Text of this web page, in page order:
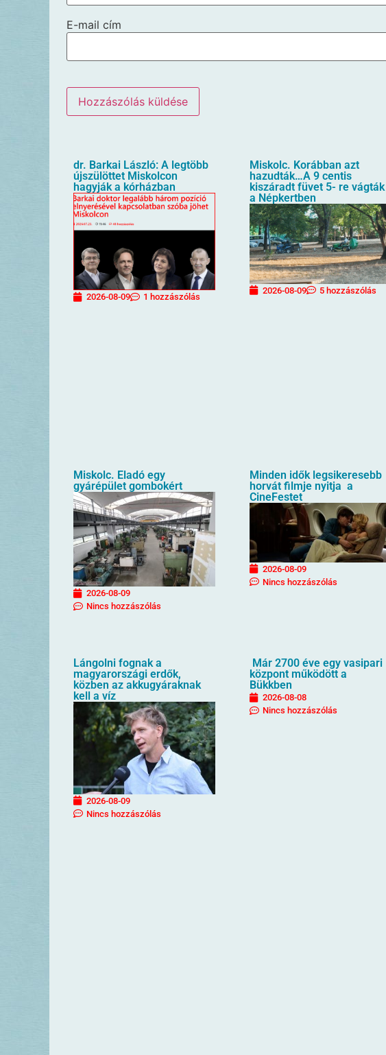
E-mail cím
dr. Barkai László: A legtöbb
újszülöttet Miskolcon
hagyják a kórházban
2026-08-09 1 hozzászólás
Miskolc. Korábban azt
hazudták…A 9 centis
kiszáradt füvet 5- re vágták
a Népkertben
2026-08-09 5 hozzászólás
Miskolc. Eladó egy
gyárépület gombokért
2026-08-09
Nincs hozzászólás
Minden idők legsikeresebb
horvát filmje nyitja a
CineFestet
2026-08-09
Nincs hozzászólás
Lángolni fognak a
magyarországi erdők,
közben az akkugyáraknak
kell a víz
2026-08-09
Nincs hozzászólás
Már 2700 éve egy vasipari
központ működött a
Bükkben
2026-08-08
Nincs hozzászólás